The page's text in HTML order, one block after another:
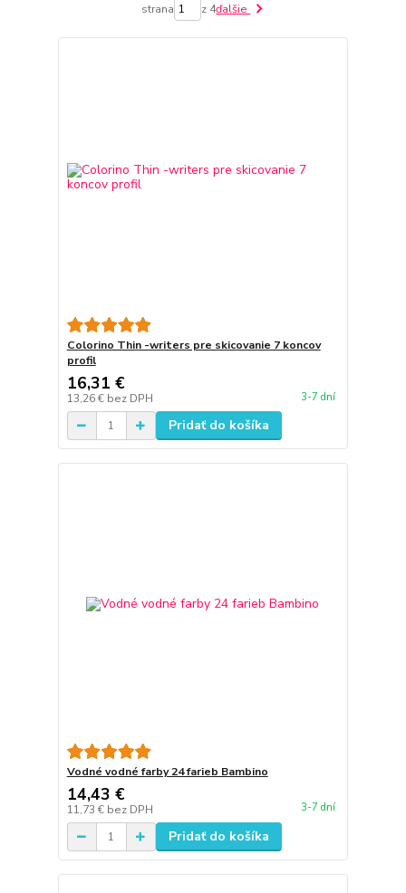
strana z 4ďalšie
Colorino Thin -writers pre skicovanie 7 koncov
profil
16,31 €
13,26 € bez DPH 3-7 dní
Pridať do košíka
Vodné vodné farby 24 farieb Bambino
14,43 €
11,73 € bez DPH 3-7 dní
Pridať do košíka